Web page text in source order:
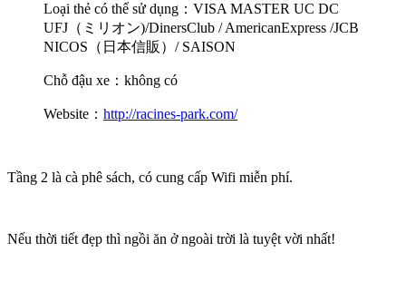
Loại thẻ có thể sử dụng： VISA MASTER UC DC
UFJ （ミリオン)/DinersClub / AmericanExpress /JCB
NICOS （日本信販） / SAISON
Chỗ đậu xe：không có
Website： http://racines-park.com/
Tầng 2 là cà phê sách, có cung cấp Wifi miễn phí.
Nếu thời tiết đẹp thì ngồi ăn ở ngoài trời là tuyệt vời nhất!